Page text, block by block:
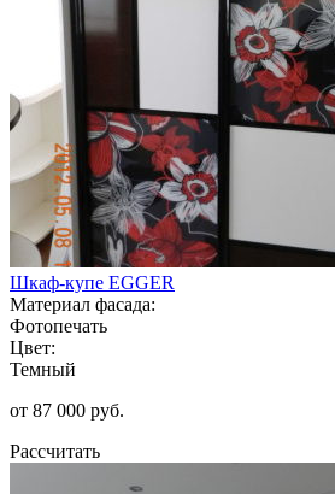
Шкаф-купе EGGER
Материал фасада:
Фотопечать
Цвет:
Темный
от 87 000 руб.
Рассчитать